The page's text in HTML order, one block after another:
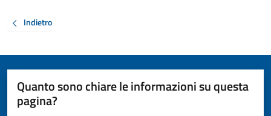
Indietro
Quanto sono chiare le informazioni su questa
pagina?